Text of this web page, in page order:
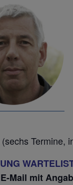
(sechs Termine,
Mail mit